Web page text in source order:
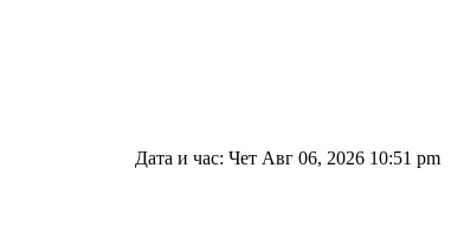
Дата и час: Чет Авг 06, 2026 10:51 pm